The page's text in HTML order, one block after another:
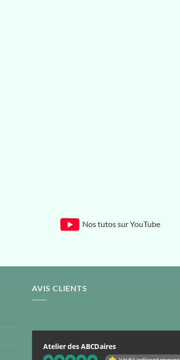
Nos tutos sur YouTube
AVIS CLIENTS
Atelier des ABCDaires